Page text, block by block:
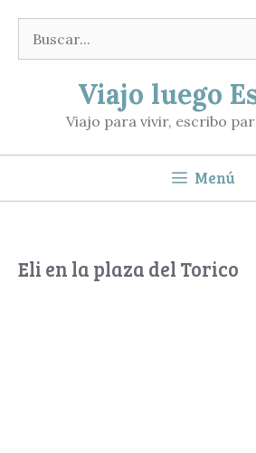
contenido
Buscar:
Viajo luego
Viajo para vivir, escribo
Menú
Eli en la plaza del Torico